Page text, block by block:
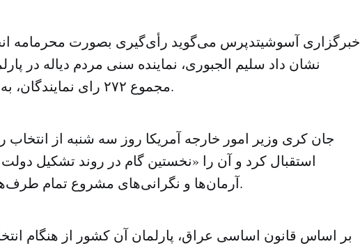
خبرگزاری آسوشیتدپرس می‌گوید رأی‌گیری بصورت محرمامه
مجموع ۲۷۲ رای نمایندگان، به عنوان رئیس انتخاب شد.
جان کری وزیر امور خارجه آمریکا روز سه شنبه از انتخاب
استقبال کرد و آن را «نخستین گام در روند تشکیل دولت
آرمان‌ها و نگرانی‌های مشروع تمام طرف‌ها در عراق بپردازد» نامید.